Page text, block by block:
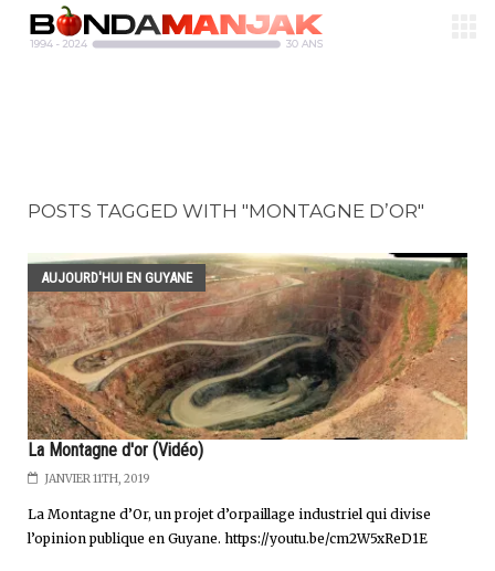
POSTS TAGGED WITH "MONTAGNE D’OR"
AUJOURD'HUI EN GUYANE
La Montagne d'or (Vidéo)
JANVIER 11TH, 2019
La Montagne d’Or, un projet d’orpaillage industriel qui divise
l’opinion publique en Guyane. https://youtu.be/cm2W5xReD1E